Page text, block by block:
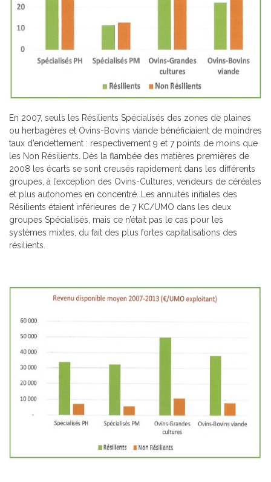
En 2007, seuls les Résilients Spécialisés des zones de plaines
ou herbagères et Ovins-Bovins viande bénéficiaient de moindres
taux d’endettement : respectivement 9 et 7 points de moins que
les Non Résilients. Dès la flambée des matières premières de
2008 les écarts se sont creusés rapidement dans les différents
groupes, à l’exception des Ovins-Cultures, vendeurs de céréales
et plus autonomes en concentré. Les annuités initiales des
Résilients étaient inférieures de 7 KC/UMO dans les deux
groupes Spécialisés, mais ce n’était pas le cas pour les
systèmes mixtes, du fait des plus fortes capitalisations des
résilients.